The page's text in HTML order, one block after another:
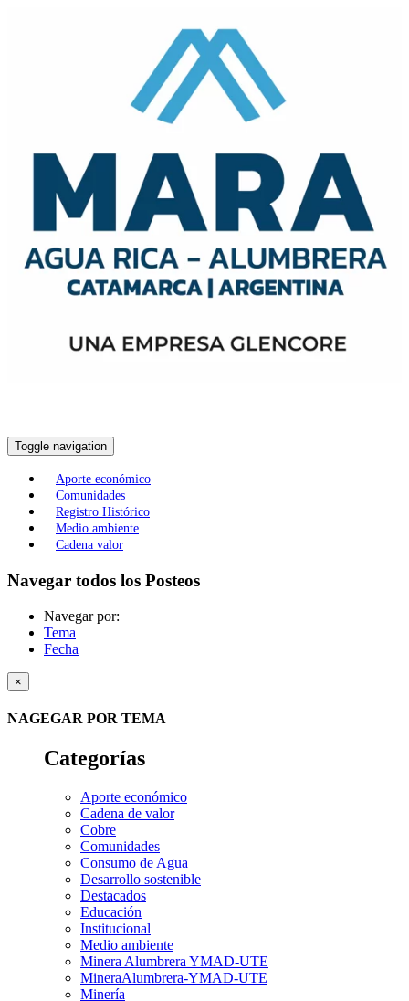
Toggle navigation
Aporte económico
Comunidades
Registro Histórico
Medio ambiente
Cadena valor
Navegar todos los Posteos
Navegar por:
Tema
Fecha
×
NAGEGAR POR TEMA
Categorías
Aporte económico
Cadena de valor
Cobre
Comunidades
Consumo de Agua
Desarrollo sostenible
Destacados
Educación
Institucional
Medio ambiente
Minera Alumbrera YMAD-UTE
MineraAlumbrera-YMAD-UTE
Minería